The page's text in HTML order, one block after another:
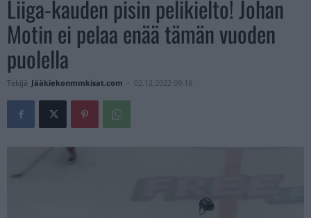
Liiga-kauden pisin pelikielto! Johan
Motin ei pelaa enää tämän vuoden
puolella
Tekijä Jääkiekonmmkisat.com - 02.12.2022 09:18